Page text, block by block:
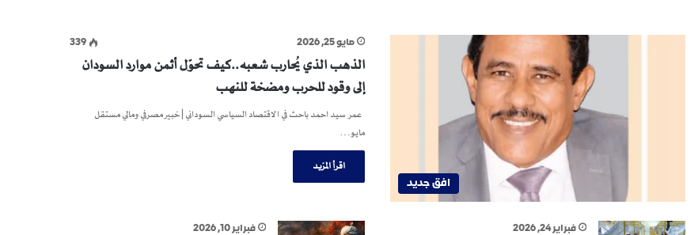
افق جديد
مايو 25, 2026 339
الذهب الذي يُحارب شعبه..كيف تحوّل أثمن موارد السودان
إلى وقود للحرب ومضخة للنهب
عمر سيد احمد باحث في الاقتصاد السياسي السوداني | خبير مصرفي ومالي مستقل
مايو…
اقرأ المزيد
فبراير 24, 2026 فبراير 10, 2026